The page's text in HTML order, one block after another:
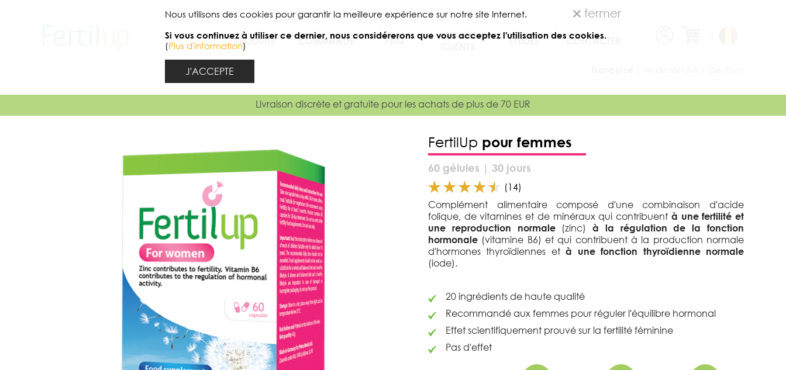
PRODUITS COMMANDE FAQ
AVIS DES
ÉTUDES CONTACTER
Livraison discrète et gratuite pour les achats de plus de 70 EUR
FertilUp pour femmes
60 gélules | 30 jours
(14)
Complément alimentaire composé d'une combinaison d'acide
folique, de vitamines et de minéraux qui contribuent à une fertilité et
une reproduction normale(zinc)à la régulation de la fonction
hormonale (vitamine B6) et qui contribuent à la production normale
d'hormones thyroïdiennes età une fonction thyroïdienne normale
(iode).
20 ingrédients de haute qualité
Recommandé aux femmes pour réguler l'équilibre hormonal
Effet scientifiquement prouvé sur la fertilité féminine
Pas d'effet
fermer
Nous utilisons des cookies pour garantir la meilleure expérience sur notre site Internet.
Si vous continuez à utiliser ce dernier, nous considérerons que vous acceptez l'utilisation des cookies.
(Plus d'information)
J'ACCEPTE